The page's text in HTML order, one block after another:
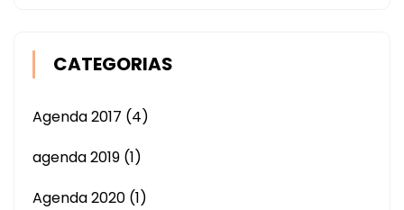
CATEGORIAS
Agenda 2017 (4)
agenda 2019 (1)
Agenda 2020 (1)